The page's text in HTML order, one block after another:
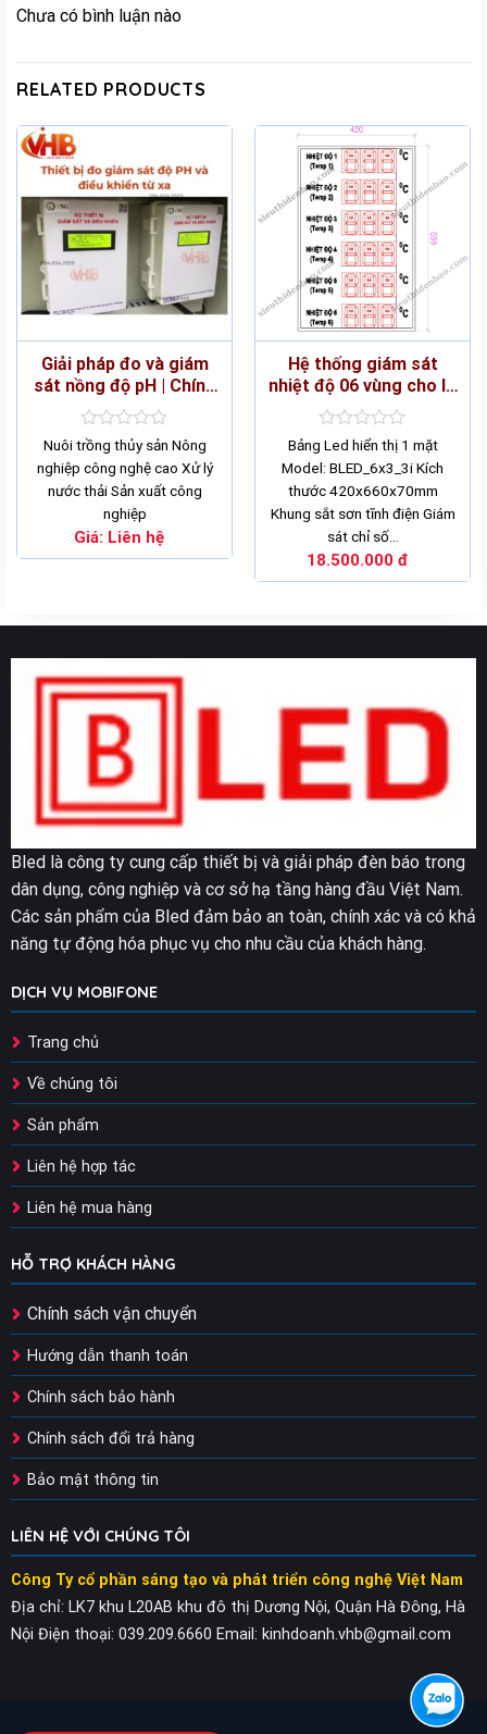
Chưa có bình luận nào
RELATED PRODUCTS
Giải pháp đo và giám
sát nồng độ pH | Chính
xác – Hiệu quả – Thông
minh
Rated
out
of
Nuôi trồng thủy sản Nông
nghiệp công nghệ cao Xử lý
nước thải Sản xuất công
nghiệp
Giá: Liên hệ
Hệ thống giám sát
nhiệt độ 06 vùng cho lò
sấy
Rated
0
out
of
5
Bảng Led hiển thị 1 mặt
Model: BLED_6x3_3i Kích
thước 420x660x70mm
Khung sắt sơn tĩnh điện Giám
sát chỉ số…
18.500.000 đ
Bled là công ty cung cấp thiết bị và giải pháp đèn báo trong
dân dụng, công nghiệp và cơ sở hạ tầng hàng đầu Việt Nam.
Các sản phẩm của Bled đảm bảo an toàn, chính xác và có khả
năng tự động hóa phục vụ cho nhu cầu của khách hàng.
DỊCH VỤ MOBIFONE
Trang chủ
Về chúng tôi
Sản phẩm
Liên hệ hợp tác
Liên hệ mua hàng
HỖ TRỢ KHÁCH HÀNG
Chính sách vận chuyển
Hướng dẫn thanh toán
Chính sách bảo hành
Chính sách đổi trả hàng
Bảo mật thông tin
LIÊN HỆ VỚI CHÚNG TÔI
Công Ty cổ phần sáng tạo và phát triển công nghệ Việt Nam
Địa chỉ: LK7 khu L20AB khu đô thị Dương Nội, Quận Hà Đông, Hà
Nội Điện thoại: 039.209.6660 Email: kinhdoanh.vhb@gmail.com